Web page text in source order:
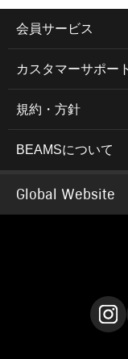
会員サービス
カスタマーサポー
規約・方針
BEAMSについて
Global Website